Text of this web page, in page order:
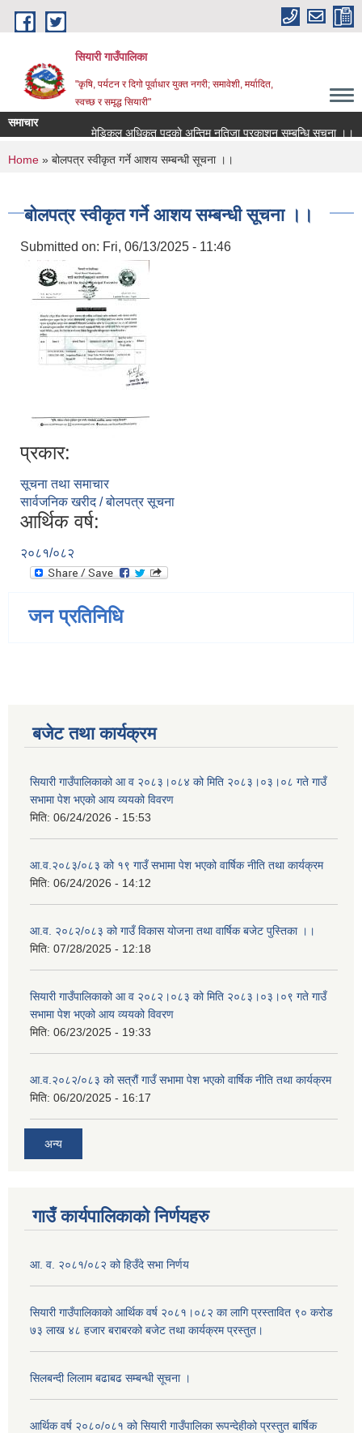
Skip to main content
सियारी गाउँपालिका
"कृषि, पर्यटन र दिगो पूर्वाधार युक्त नगरी; समावेशी, मर्यादित,
स्वच्छ र समृद्ध सियारी"
समाचार
मेडिकल अधिकृत पदकाे अन्तिम नतिजा प्रकाशन सम्बन्धि सुचना ।।
You are here
Home » बोलपत्र स्वीकृत गर्ने आशय सम्बन्धी सूचना ।।
बोलपत्र स्वीकृत गर्ने आशय सम्बन्धी सूचना ।।
Submitted on: Fri, 06/13/2025 - 11:46
प्रकार:
सूचना तथा समाचार
सार्वजनिक खरीद / बोलपत्र सूचना
आर्थिक वर्ष:
२०८१/०८२
जन प्रतिनिधि
बजेट तथा कार्यक्रम
सियारी गाउँपालिकाको आ व २०८३।०८४ को मिति २०८३।०३।०८ गते गाउँ
सभामा पेश भएको आय व्ययको विवरण
मिति: 06/24/2026 - 15:53
आ.व.२०८३/०८३ को १९ गाउँ सभामा पेश भएको वार्षिक नीति तथा कार्यक्रम
मिति: 06/24/2026 - 14:12
आ.व. २०८२/०८३ को गाउँ विकास योजना तथा वार्षिक बजेट पुस्तिका ।।
मिति: 07/28/2025 - 12:18
सियारी गाउँपालिकाको आ व २०८२।०८३ को मिति २०८३।०३।०९ गते गाउँ
सभामा पेश भएको आय व्ययको विवरण
मिति: 06/23/2025 - 19:33
आ.व.२०८२/०८३ को सत्रौं गाउँ सभामा पेश भएको वार्षिक नीति तथा कार्यक्रम
मिति: 06/20/2025 - 16:17
अन्य
गाउँ कार्यपालिकाको निर्णयहरु
आ. व. २०८१/०८२ को हिउँदे सभा निर्णय
सियारी गाउँपालिकाको आर्थिक वर्ष २०८१।०८२ का लागि प्रस्तावित ९० करोड
७३ लाख ४८ हजार बराबरको बजेट तथा कार्यक्रम प्रस्तुत।
सिलबन्दी लिलाम बढाबढ सम्बन्धी सूचना ।
आर्थिक वर्ष २०८०/०८१ को सियारी गाउँपालिका रूपन्देहीको प्रस्तुत बार्षिक